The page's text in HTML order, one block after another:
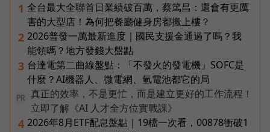
1 全台最大全聯首日業績破百萬，蔡篤昌：還會有更厲
害的大型店！為何把餐廳健身房都搬上樓？
2 2026普發一萬最新進度｜國民支援金通過了嗎？我
能領嗎？地方發錢大盤點
3 台達電第二曲線盤點：「不發火的發電機」SOFC是
什麼？AI機器人、微電網、氫電池都它的局
PR
真正的效率，不是更忙，而是建立更好的工作流程！
立即了解《AI 人才全方位實戰課》
4 2026年8月ETF配息盤點｜19檔一次看，00878衝破1